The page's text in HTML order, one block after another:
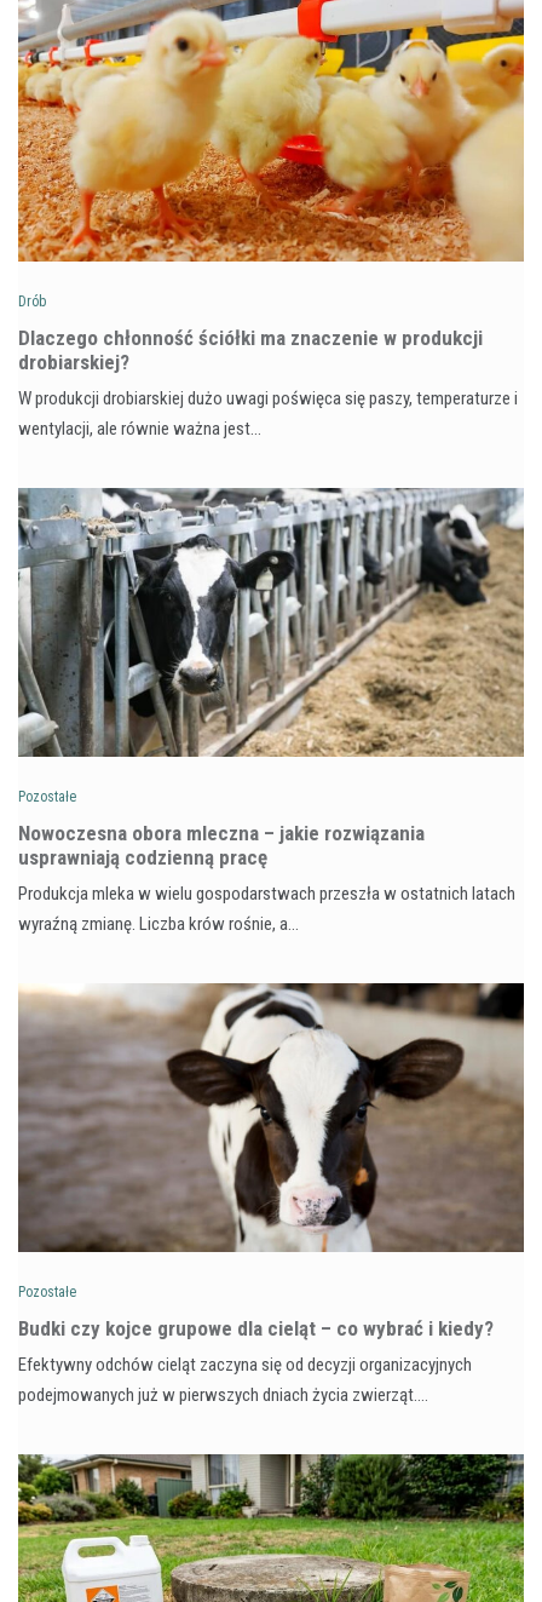
Drób
Dlaczego chłonność ściółki ma znaczenie w produkcji
drobiarskiej?
W produkcji drobiarskiej dużo uwagi poświęca się paszy, temperaturze i
wentylacji, ale równie ważna jest…
Pozostałe
Nowoczesna obora mleczna – jakie rozwiązania
usprawniają codzienną pracę
Produkcja mleka w wielu gospodarstwach przeszła w ostatnich latach
wyraźną zmianę. Liczba krów rośnie, a…
Pozostałe
Budki czy kojce grupowe dla cieląt – co wybrać i kiedy?
Efektywny odchów cieląt zaczyna się od decyzji organizacyjnych
podejmowanych już w pierwszych dniach życia zwierząt.…